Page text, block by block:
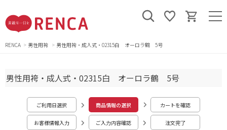
RENCA 男性用袴 男性用袴・成人式・02315白 オーロラ鶴 5号
男性用袴・成人式・02315白 オーロラ鶴 5号
ご利用日選択 商品情報の選択 カートを確認
お客様情報入力 ご入力内容確認 注文完了